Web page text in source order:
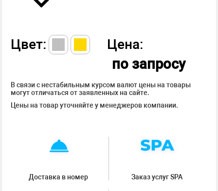
Цвет: Цена:
по запросу
В связи с нестабильным курсом валют цены на товары
могут отличаться от заявленных на сайте.
Цены на товар уточняйте у менеджеров компании.
Доставка в номер Заказ услуг SPA